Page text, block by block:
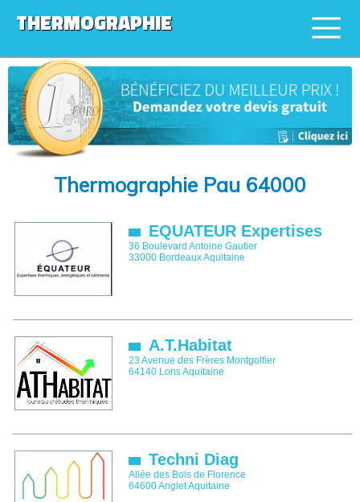
THERMOGRAPHIE
Thermographie Pau 64000
EQUATEUR Expertises
36 Boulevard Antoine Gautier
33000 BordeauxAquitaine
A.T.Habitat
23 Avenue des Frères Montgolfier
64140 LonsAquitaine
Techni Diag
Allée des Bois de Florence
64600AngletAquitaine